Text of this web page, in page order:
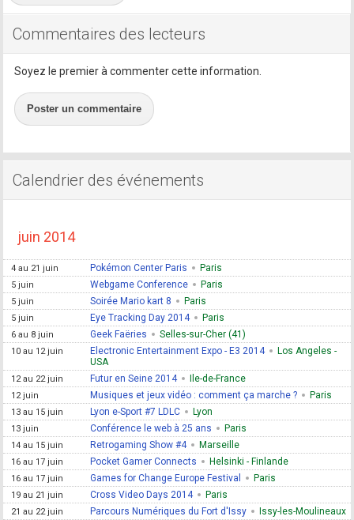
Commentaires des lecteurs
Soyez le premier à commenter cette information.
Poster un commentaire
Calendrier des événements
juin 2014
4 au 21 juin Pokémon Center Paris Paris
5 juin Webgame Conference Paris
5 juin Soirée Mario kart 8 Paris
5 juin Eye Tracking Day 2014 Paris
6 au 8 juin Geek Faëries Selles-sur-Cher (41)
10 au 12 juin Electronic Entertainment Expo - E3 2014
Los Angeles -
USA
12 au 22 juin Futur en Seine 2014 Ile-de-France
12 juin Musiques et jeux vidéo : comment ça marche ? Paris
13 au 15 juin Lyon e-Sport #7 LDLC Lyon
13 juin Conférence le web à 25 ans Paris
14 au 15 juin Retrogaming Show #4 Marseille
16 au 17 juin Pocket Gamer Connects Helsinki - Finlande
16 au 17 juin Games for Change Europe Festival Paris
19 au 21 juin Cross Video Days 2014 Paris
21 au 22 juin Parcours Numériques du Fort d'Issy Issy-les-Moulineaux